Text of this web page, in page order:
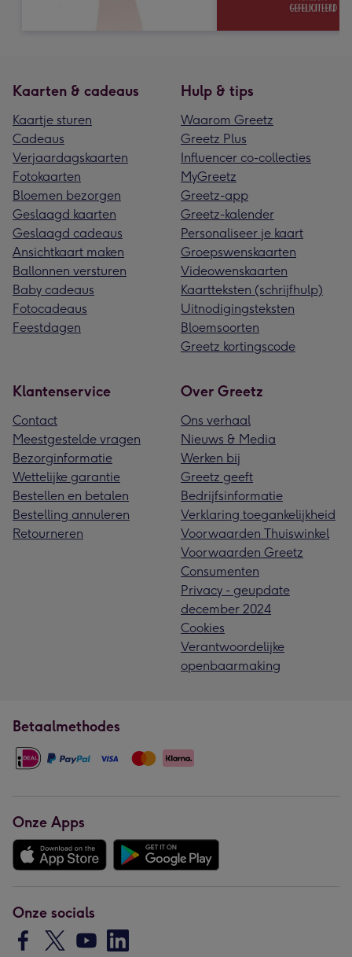
Kaarten & cadeaus
Kaartje sturen
Cadeaus
Verjaardagskaarten
Fotokaarten
Bloemen bezorgen
Geslaagd kaarten
Geslaagd cadeaus
Ansichtkaart maken
Ballonnen versturen
Baby cadeaus
Fotocadeaus
Feestdagen
Hulp & tips
Waarom Greetz
Greetz Plus
Influencer co-collecties
MyGreetz
Greetz-app
Greetz-kalender
Personaliseer je kaart
Groepswenskaarten
Videowenskaarten
Kaartteksten (schrijfhulp)
Uitnodigingsteksten
Bloemsoorten
Greetz kortingscode
Klantenservice
Contact
Meestgestelde vragen
Bezorginformatie
Wettelijke garantie
Bestellen en betalen
Bestelling annuleren
Retourneren
Over Greetz
Ons verhaal
Nieuws & Media
Werken bij
Greetz geeft
Bedrijfsinformatie
Verklaring toegankelijkheid
Voorwaarden Thuiswinkel
Voorwaarden Greetz
Consumenten
Privacy - geupdate
december 2024
Cookies
Verantwoordelijke
openbaarmaking
Betaalmethodes
Onze Apps
Onze socials